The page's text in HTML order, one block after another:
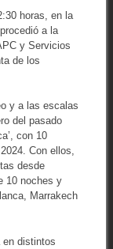
horas, en la
a la
y Servicios
de los
y a las escalas
del pasado
con 10
Con ellos,
desde
10 noches y
Marrakech
en distintos